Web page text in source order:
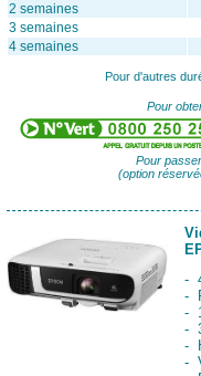
2 semaines
3 semaines
4 semaines
Pour d'autres
Pour
Pour
(option
-
-
-
-
-
-